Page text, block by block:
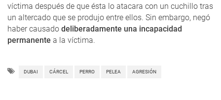
víctima después de que ésta lo atacara con un cuchillo tras
un altercado que se produjo entre ellos. Sin embargo, negó
haber causado deliberadamente una incapacidad
permanente a la víctima.
DUBAI CÁRCEL PERRO PELEA AGRESIÓN